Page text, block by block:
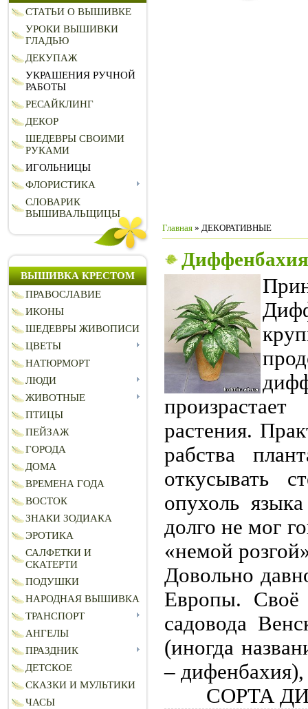
СТАТЬИ О ВЫШИВКЕ
УРОКИ ВЫШИВКИ
ГЛАДЬЮ
ДЕКУПАЖ
УКРАШЕНИЯ РУЧНОЙ
РАБОТЫ
РЕСАЙКЛИНГ
ДЕКОР
ШЕДЕВРЫ СВОИМИ
РУКАМИ
ИГОЛЬНИЦЫ
ФЛОРИСТИКА
СЛОВАРИК
ВЫШИВАЛЬЩИЦЫ
ВЫШИВКА КРЕСТОМ
ПРАВОСЛАВИЕ
ИКОНЫ
ШЕДЕВРЫ ЖИВОПИСИ
ЦВЕТЫ
НАТЮРМОРТ
ЛЮДИ
ЖИВОТНЫЕ
ПТИЦЫ
ПЕЙЗАЖ
ГОРОДА
ДОМА
ВРЕМЕНА ГОДА
ВОСТОК
ЗНАКИ ЗОДИАКА
ЭРОТИКА
САЛФЕТКИ И
СКАТЕРТИ
ПОДУШКИ
НАРОДНАЯ ВЫШИВКА
ТРАНСПОРТ
АНГЕЛЫ
ПРАЗДНИК
ДЕТСКОЕ
СКАЗКИ И МУЛЬТИКИ
ЧАСЫ
Главная » ДЕКОРАТИВНЫЕ
растения.
рабства
откусывать
опухоль
долго не мог
«немой
Довольно
Европы. Своё
садовода
(иногда
–
СОРТА